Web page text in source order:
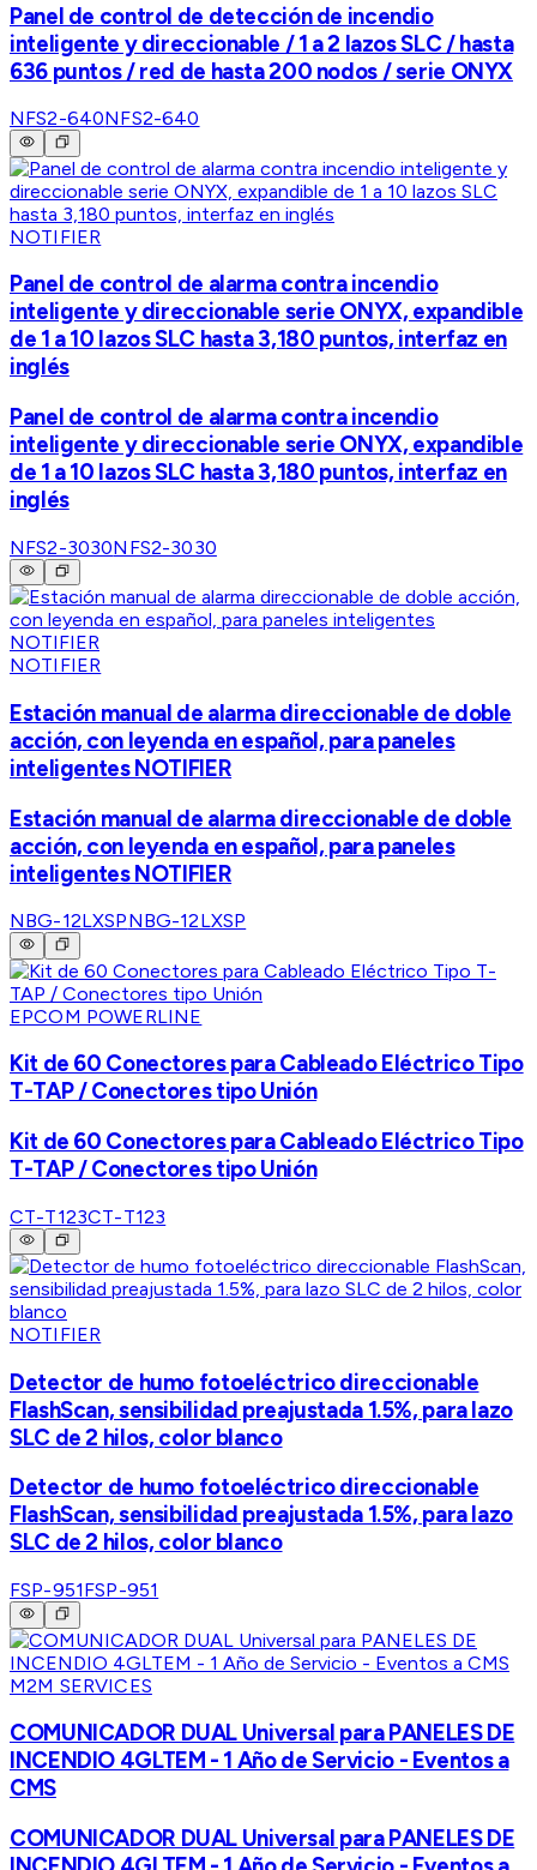
Panel de control de detección de incendio
inteligente y direccionable / 1 a 2 lazos SLC / hasta
636 puntos / red de hasta 200 nodos / serie ONYX
NFS2-640NFS2-640
NOTIFIER
Panel de control de alarma contra incendio
inteligente y direccionable serie ONYX, expandible
de 1 a 10 lazos SLC hasta 3,180 puntos, interfaz en
inglés
Panel de control de alarma contra incendio
inteligente y direccionable serie ONYX, expandible
de 1 a 10 lazos SLC hasta 3,180 puntos, interfaz en
inglés
NFS2-3030NFS2-3030
NOTIFIER
Estación manual de alarma direccionable de doble
acción, con leyenda en español, para paneles
inteligentes NOTIFIER
Estación manual de alarma direccionable de doble
acción, con leyenda en español, para paneles
inteligentes NOTIFIER
NBG-12LXSPNBG-12LXSP
EPCOM POWERLINE
Kit de 60 Conectores para Cableado Eléctrico Tipo
T-TAP / Conectores tipo Unión
Kit de 60 Conectores para Cableado Eléctrico Tipo
T-TAP / Conectores tipo Unión
CT-T123CT-T123
NOTIFIER
Detector de humo fotoeléctrico direccionable
FlashScan, sensibilidad preajustada 1.5%, para lazo
SLC de 2 hilos, color blanco
Detector de humo fotoeléctrico direccionable
FlashScan, sensibilidad preajustada 1.5%, para lazo
SLC de 2 hilos, color blanco
FSP-951FSP-951
M2M SERVICES
COMUNICADOR DUAL Universal para PANELES DE
INCENDIO 4GLTEM - 1 Año de Servicio - Eventos a
CMS
COMUNICADOR DUAL Universal para PANELES DE